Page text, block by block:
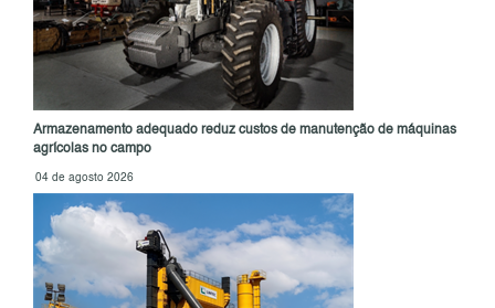
Armazenamento adequado reduz custos de manutenção de máquinas
agrícolas no campo
04 de agosto 2026